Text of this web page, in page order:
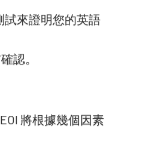
試來證明您的英語
認。
將根據幾個因素